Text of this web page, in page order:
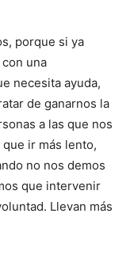
porque si ya
una
necesita ayuda,
de ganarnos la
a las que nos
ir más lento,
no nos demos
que intervenir
Llevan más